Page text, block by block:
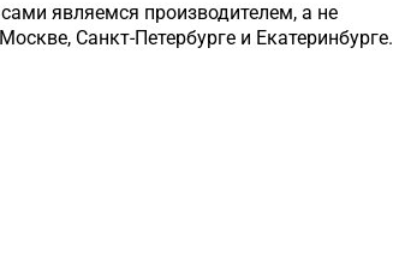
являемся производителем, а не
Санкт-Петербурге и Екатеринбурге.